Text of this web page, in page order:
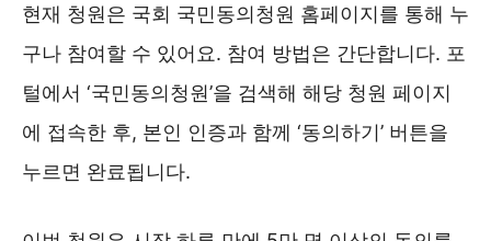
현재 청원은 국회 국민동의청원 홈페이지를 통해 누
구나 참여할 수 있어요. 참여 방법은 간단합니다. 포
털에서 ‘국민동의청원’을 검색해 해당 청원 페이지
에 접속한 후, 본인 인증과 함께 ‘동의하기’ 버튼을
누르면 완료됩니다.